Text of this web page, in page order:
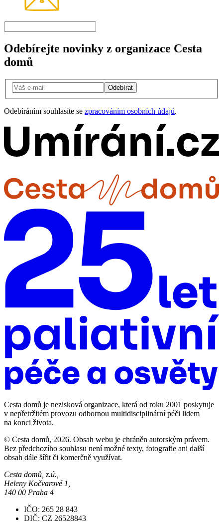
Odebírejte novinky z organizace Cesta
domů
Odebírat
Odebíráním souhlasíte se zpracováním osobních údajů.
Cesta domů je nezisková organizace, která od roku 2001 poskytuje
v nepřetržitém provozu odbornou multidisciplinární péči lidem
na konci života.
© Cesta domů, 2026. Obsah webu je chráněn autorským právem.
Bez předchozího souhlasu není možné texty, fotografie ani další
obsah dále šířit či komerčně využívat.
Cesta domů, z.ú.,
Heleny Kočvarové 1,
140 00 Praha 4
IČO: 265 28 843
DIČ: CZ 26528843